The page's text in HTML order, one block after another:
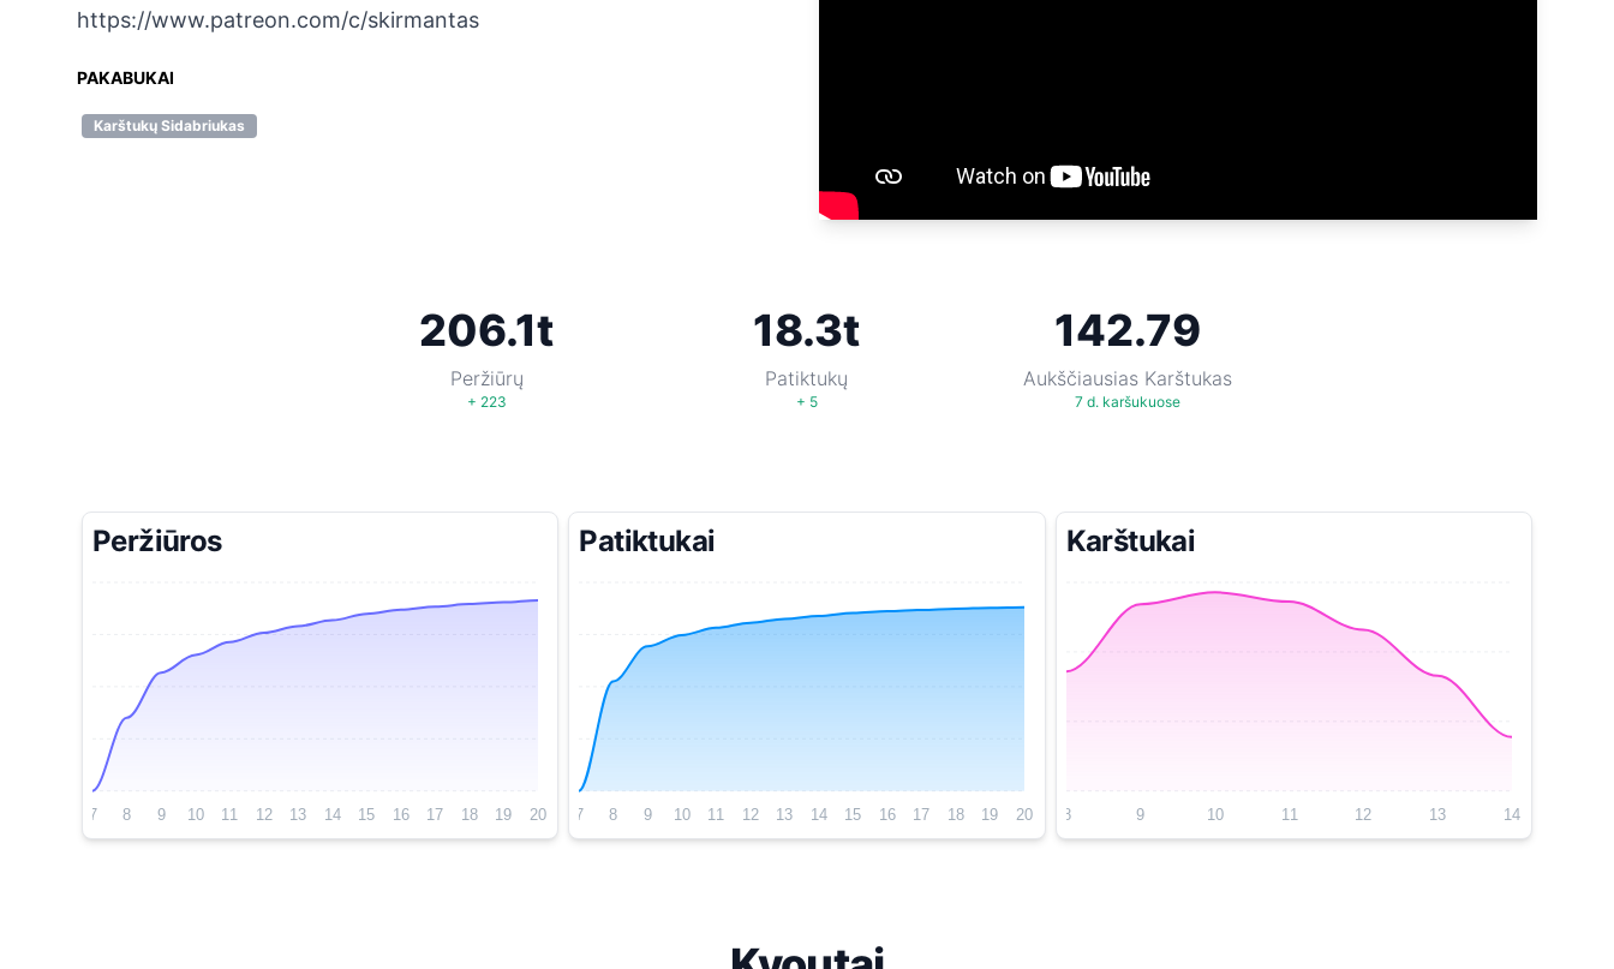
https://www.patreon.com/c/skirmantas
PAKABUKAI
Karštukų Sidabriukas
206.1t
Peržiūrų
+ 223
18.3t
Patiktukų
+ 5
142.79
Aukščiausias Karštukas
7 d. karšukuose
Peržiūros
7 8 9 10 11 12 13 14 15 16 17 18 19 20
Patiktukai
7 8 9 10 11 12 13 14 15 16 17 18 19 20
Karštukai
8 9 10 11 12 13 14